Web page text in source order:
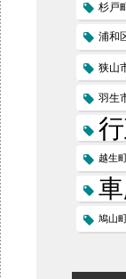
杉戸
浦和
狭山
羽生
越生町
鳩山町